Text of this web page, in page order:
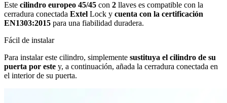
Este cilindro europeo 45/45 con 2 llaves es compatible con la
cerradura conectada Extel Lock y cuenta con la certificación
EN1303:2015 para una fiabilidad duradera.
Fácil de instalar
Para instalar este cilindro, simplemente sustituya el cilindro de su
puerta por este y, a continuación, añada la cerradura conectada en
el interior de su puerta.